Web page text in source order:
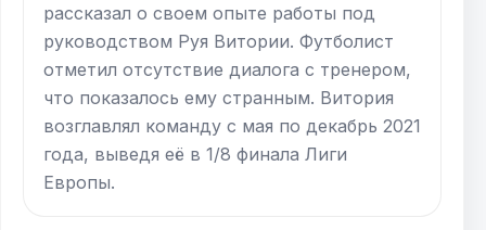
рассказал о своем опыте работы под
руководством Руя Витории. Футболист
отметил отсутствие диалога с тренером,
что показалось ему странным. Витория
возглавлял команду с мая по декабрь 2021
года, выведя её в 1/8 финала Лиги
Европы.